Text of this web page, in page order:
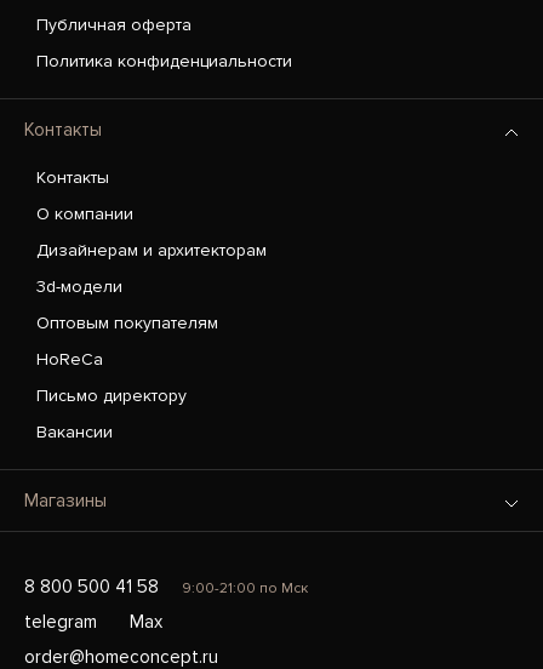
Публичная оферта
Политика конфиденциальности
Контакты
Контакты
О компании
Дизайнерам и архитекторам
3d-модели
Оптовым покупателям
HoReCa
Письмо директору
Вакансии
Магазины
8 800 500 41 58 9:00-21:00 по Мск
telegram
Max
order@homeconcept.ru